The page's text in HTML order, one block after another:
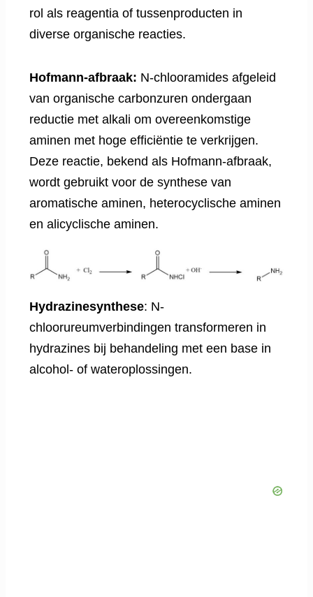
rol als reagentia of tussenproducten in
diverse organische reacties.
Hofmann-afbraak: N-chlooramides afgeleid
van organische carbonzuren ondergaan
reductie met alkali om overeenkomstige
aminen met hoge efficiëntie te verkrijgen.
Deze reactie, bekend als Hofmann-afbraak,
wordt gebruikt voor de synthese van
aromatische aminen, heterocyclische aminen
en alicyclische aminen.
Hydrazinesynthese: N-
chloorureumverbindingen transformeren in
hydrazines bij behandeling met een base in
alcohol- of wateroplossingen.